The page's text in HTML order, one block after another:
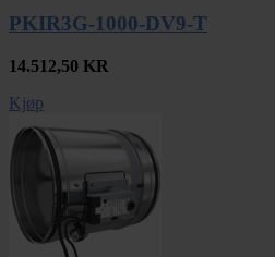
PKIR3G-1000-DV9-T
14.512,50 KR
Kjøp